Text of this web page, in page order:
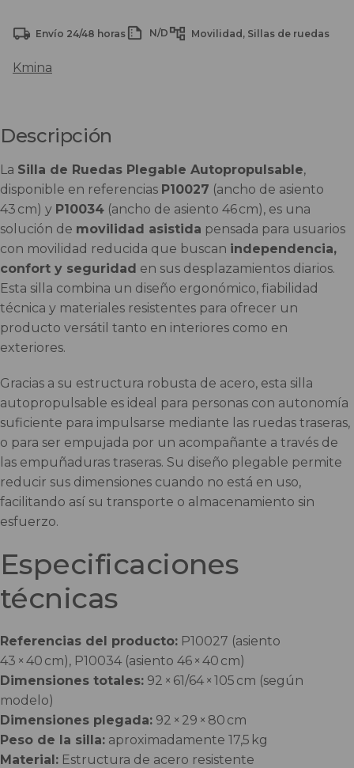
Envío 24/48 horas N/D Movilidad Sillas de ruedas
Kmina
Descripción
La Silla de Ruedas Plegable Autopropulsable,
disponible en referencias P10027 (ancho de asiento
43 cm) y P10034 (ancho de asiento 46 cm), es una
solución de movilidad asistida pensada para usuarios
con movilidad reducida que buscan independencia,
confort y seguridad en sus desplazamientos diarios.
Esta silla combina un diseño ergonómico, fiabilidad
técnica y materiales resistentes para ofrecer un
producto versátil tanto en interiores como en
exteriores.
Gracias a su estructura robusta de acero, esta silla
autopropulsable es ideal para personas con autonomía
suficiente para impulsarse mediante las ruedas traseras,
o para ser empujada por un acompañante a través de
las empuñaduras traseras. Su diseño plegable permite
reducir sus dimensiones cuando no está en uso,
facilitando así su transporte o almacenamiento sin
esfuerzo.
Especificaciones
técnicas
Referencias del producto: P10027 (asiento
43 × 40 cm), P10034 (asiento 46 × 40 cm)
Dimensiones totales: 92 × 61/64 × 105 cm (según
modelo)
Dimensiones plegada: 92 × 29 × 80 cm
Peso de la silla: aproximadamente 17,5 kg
Material: Estructura de acero resistente